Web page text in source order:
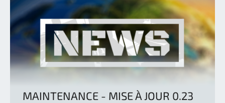
MAINTENANCE - MISE À JOUR 0.23